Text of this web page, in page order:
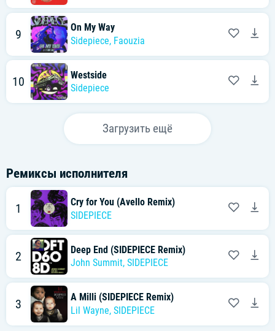
9
On My Way
Sidepiece, Faouzia
10
Westside
Sidepiece
Загрузить ещё
Ремиксы исполнителя
1
Cry for You (Avello Remix)
SIDEPIECE
2
Deep End (SIDEPIECE Remix)
John Summit, SIDEPIECE
3
A Milli (SIDEPIECE Remix)
Lil Wayne, SIDEPIECE